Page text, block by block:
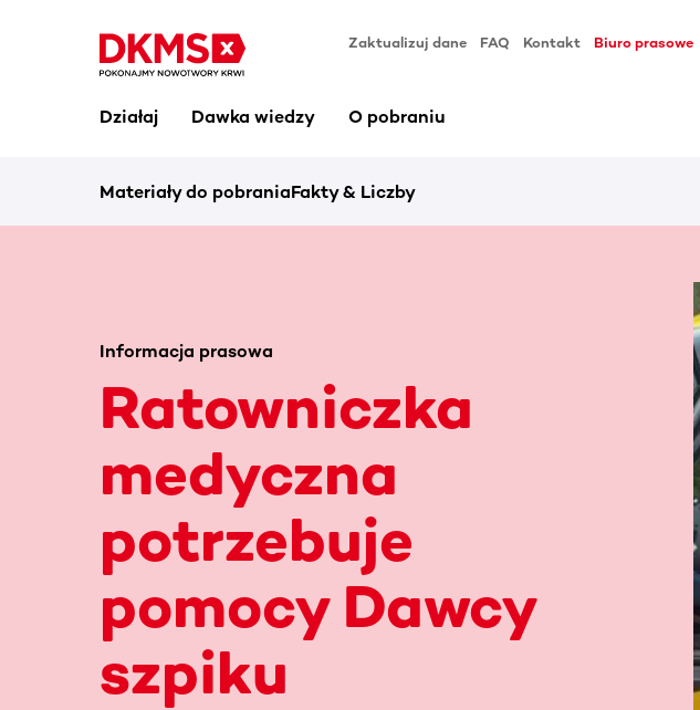
Zaktualizuj dane FAQ Kontakt Biuro prasowe
Działaj Dawka wiedzy O pobraniu
Materiały do pobraniaFakty & Liczby
Informacja prasowa
Ratowniczka
medyczna
potrzebuje
pomocy Dawcy
szpiku